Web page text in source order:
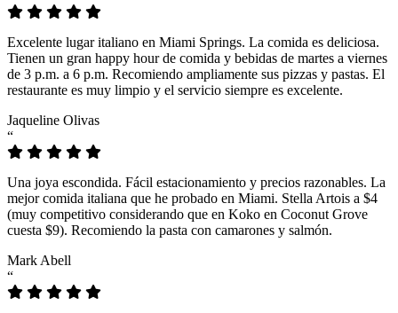
Excelente lugar italiano en Miami Springs. La comida es deliciosa.
Tienen un gran happy hour de comida y bebidas de martes a viernes
de 3 p.m. a 6 p.m. Recomiendo ampliamente sus pizzas y pastas. El
restaurante es muy limpio y el servicio siempre es excelente.
Jaqueline Olivas
“
Una joya escondida. Fácil estacionamiento y precios razonables. La
mejor comida italiana que he probado en Miami. Stella Artois a $4
(muy competitivo considerando que en Koko en Coconut Grove
cuesta $9). Recomiendo la pasta con camarones y salmón.
Mark Abell
“